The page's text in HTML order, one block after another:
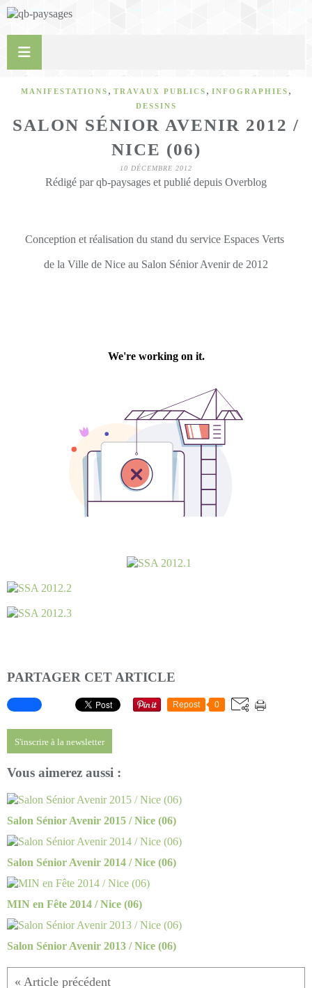
MANIFESTATIONS , TRAVAUX PUBLICS , INFOGRAPHIES ,
DESSINS
SALON SÉNIOR AVENIR 2012 /
NICE (06)
10 DÉCEMBRE 2012
Rédigé par qb-paysages et publié depuis Overblog
Conception et réalisation du stand du service Espaces Verts
de la Ville de Nice au Salon Sénior Avenir de 2012
PARTAGER CET ARTICLE
Repost 0
S'inscrire à la newsletter
Vous aimerez aussi :
Salon Sénior Avenir 2015 / Nice (06)
Salon Sénior Avenir 2014 / Nice (06)
MIN en Fête 2014 / Nice (06)
Salon Sénior Avenir 2013 / Nice (06)